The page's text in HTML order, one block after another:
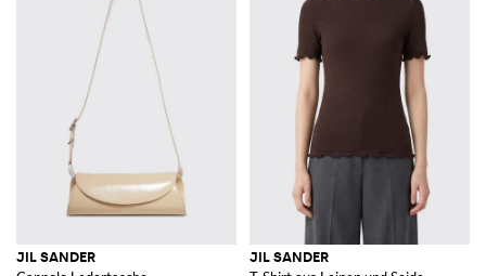
JIL SANDER JIL SANDER